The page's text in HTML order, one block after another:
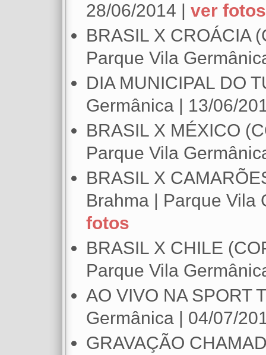
28/06/2014 | ver fotos
BRASIL X CROÁCIA
Parque Vila
DIA MUNICIPAL DO
Germânica | 13/06/
BRASIL X MÉXICO
Parque Vila
BRASIL X
Brahma | Parque
fotos
BRASIL X CHILE
Parque Vila
AO VIVO NA SPORT
Germânica | 04/07/
GRAVAÇÃO